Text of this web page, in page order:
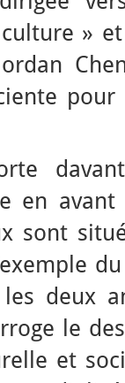
»
en
sont
deux
le
et